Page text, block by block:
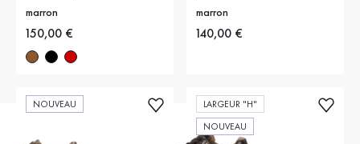
marron
Nouveau prix
150,00 €
marron
Nouveau prix
140,00 €
NOUVEAU LARGEUR "H"
NOUVEAU